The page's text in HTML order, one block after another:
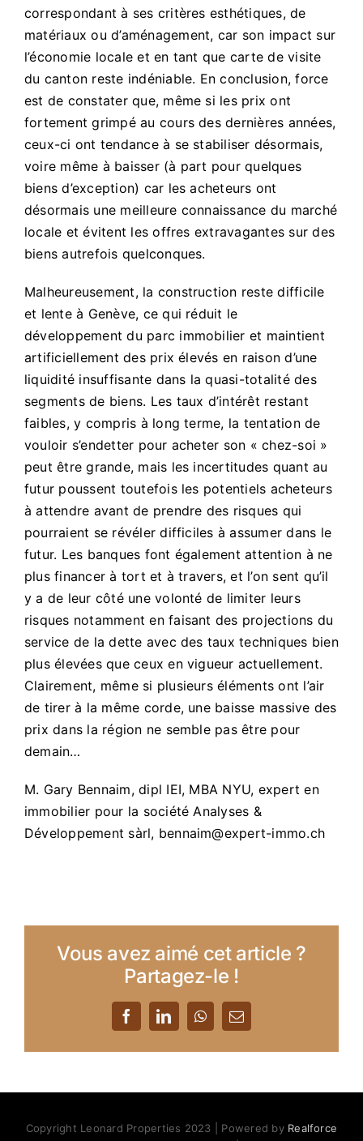
correspondant à ses critères esthétiques, de
matériaux ou d’aménagement, car son impact sur
l’économie locale et en tant que carte de visite
du canton reste indéniable. En conclusion, force
est de constater que, même si les prix ont
fortement grimpé au cours des dernières années,
ceux-ci ont tendance à se stabiliser désormais,
voire même à baisser (à part pour quelques
biens d’exception) car les acheteurs ont
désormais une meilleure connaissance du marché
locale et évitent les offres extravagantes sur des
biens autrefois quelconques.
Malheureusement, la construction reste difficile
et lente à Genève, ce qui réduit le
développement du parc immobilier et maintient
artificiellement des prix élevés en raison d’une
liquidité insuffisante dans la quasi-totalité des
segments de biens. Les taux d’intérêt restant
faibles, y compris à long terme, la tentation de
vouloir s’endetter pour acheter son « chez-soi »
peut être grande, mais les incertitudes quant au
futur poussent toutefois les potentiels acheteurs
à attendre avant de prendre des risques qui
pourraient se révéler difficiles à assumer dans le
futur. Les banques font également attention à ne
plus financer à tort et à travers, et l’on sent qu’il
y a de leur côté une volonté de limiter leurs
risques notamment en faisant des projections du
service de la dette avec des taux techniques bien
plus élevées que ceux en vigueur actuellement.
Clairement, même si plusieurs éléments ont l’air
de tirer à la même corde, une baisse massive des
prix dans la région ne semble pas être pour
demain…
M. Gary Bennaim, dipl IEI, MBA NYU, expert en
immobilier pour la société Analyses &
Développement sàrl, bennaim@expert-immo.ch
Vous avez aimé cet article ?
Partagez-le !
FacebookLinkedInWhatsApp
Email
Copyright Leonard Properties 2023 | Powered by Realforce